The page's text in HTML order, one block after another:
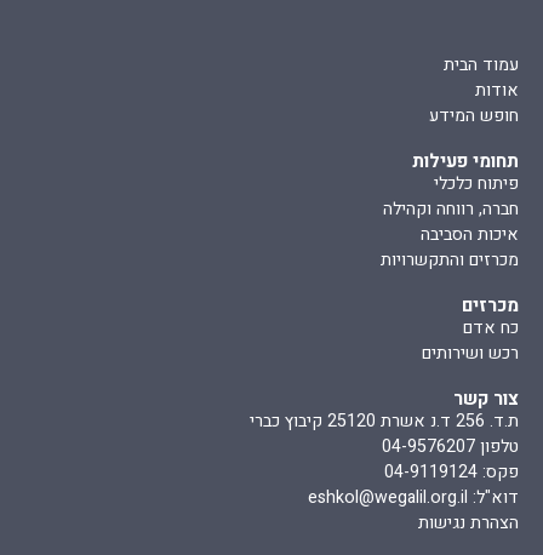
עמוד הבית
אודות
חופש המידע
תחומי פעילות
פיתוח כלכלי
חברה, רווחה וקהילה
איכות הסביבה
מכרזים והתקשרויות
מכרזים
כח אדם
רכש ושירותים
צור קשר
ת.ד. 256 ד.נ אשרת 25120 קיבוץ כברי
טלפון 04-9576207
פקס: 04-9119124
דוא"ל: eshkol@wegalil.org.il
הצהרת נגישות